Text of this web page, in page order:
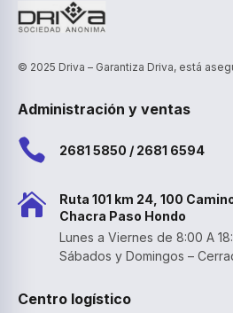
© 2025 Driva – Garantiza Driva, está
Administración y ventas
 2681 5850 / 2681 6594

Ruta 101 km 24, 100
Chacra Paso Hondo
Lunes a Viernes de 8:00 A
Sábados y Domingos –
Centro logístico